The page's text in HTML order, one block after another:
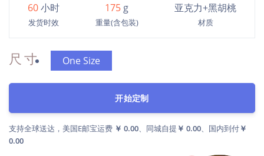
60小时
发货时效
175 g
重量(含包装)
亚克力+黑胡桃
材质
尺寸 One Size
开始定制
支持全球送达，美国E邮宝运费 ￥ 0.00、同城自提 ￥ 0.00、国内到付￥
0.00